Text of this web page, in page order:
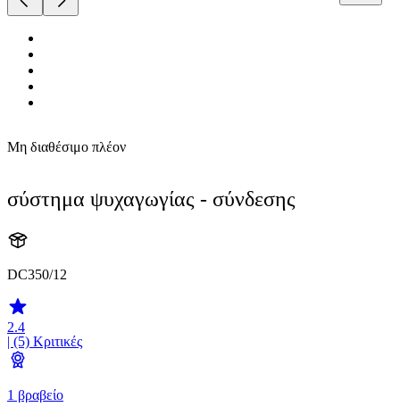
Μη διαθέσιμο πλέον
σύστημα ψυχαγωγίας - σύνδεσης
DC350/12
2.4
| (5) Κριτικές
1 βραβείο